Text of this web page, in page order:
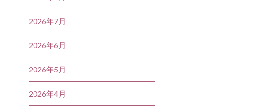
2026年7月
2026年6月
2026年5月
2026年4月